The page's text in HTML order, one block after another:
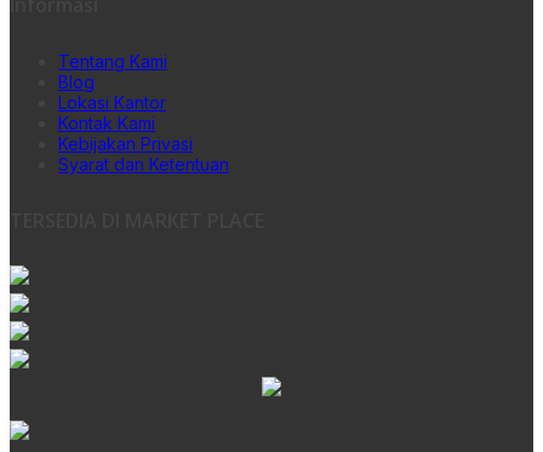
Tentang Kami
Blog
Lokasi Kantor
Kontak Kami
Kebijakan Privasi
Syarat dan Ketentuan